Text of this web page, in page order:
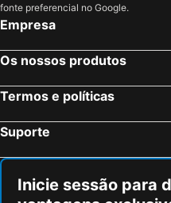
fonte preferencial no Google.
Empresa
Os nossos produtos
Termos e políticas
Suporte
Inicie sessão para